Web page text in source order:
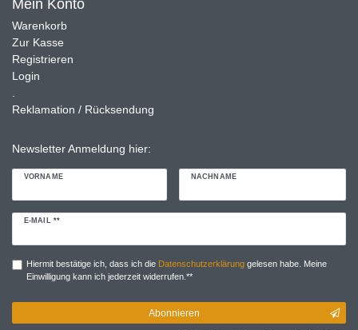
Mein Konto
Warenkorb
Zur Kasse
Registrieren
Login
Reklamation / Rücksendung
Newsletter Anmeldung hier:
VORNAME NACHNAME
E-MAIL **
Newsletter
Hiermit bestätige ich, dass ich die Daten­schutz­erklärunggelesen habe. Meine
Einwilligung kann ich jederzeit widerrufen.**
Abonnieren